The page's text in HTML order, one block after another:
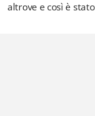
altrove e così è